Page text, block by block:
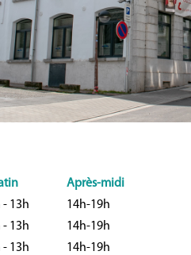
Après-midi
- 13h
14h-19h
- 13h
14h-19h
- 13h
14h-19h